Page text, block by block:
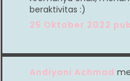
beraktivitas :)
25 Oktober 2022
Andiyani Achmad